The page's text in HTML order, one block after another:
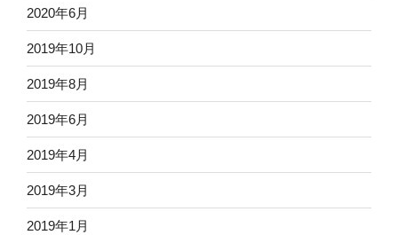
2020年6月
2019年10月
2019年8月
2019年6月
2019年4月
2019年3月
2019年1月